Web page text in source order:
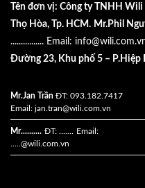
Tên đơn vị: Công ty TNHH Wili
Thọ Hòa, Tp. HCM. Mr.Phil
................ Email:
Đường 23, Khu phố 5 – P.Hiệp
Mr.Jan Trần ĐT: 093.182.7417
Email: jan.tran@wili.com.vn
Mr.......... ĐT: ....... Email:
.....@wili.com.vn